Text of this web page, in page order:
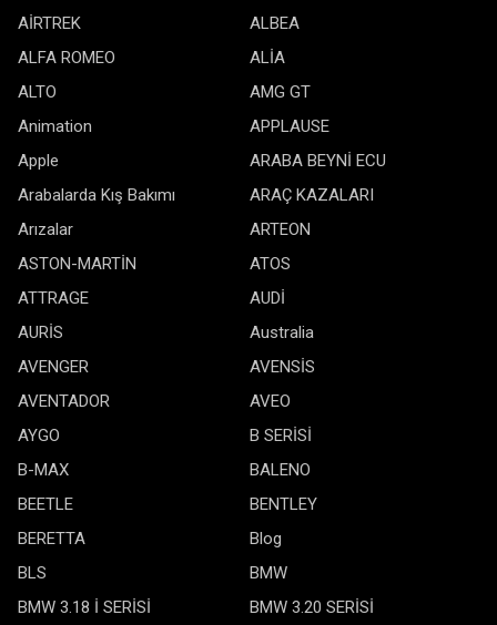
AİRTREK
ALBEA
ALFA ROMEO
ALİA
ALTO
AMG GT
Animation
APPLAUSE
Apple
ARABA BEYNİ ECU
Arabalarda Kış Bakımı
ARAÇ KAZALARI
Arızalar
ARTEON
ASTON-MARTİN
ATOS
ATTRAGE
AUDİ
AURİS
Australia
AVENGER
AVENSİS
AVENTADOR
AVEO
AYGO
B SERİSİ
B-MAX
BALENO
BEETLE
BENTLEY
BERETTA
Blog
BLS
BMW
BMW 3.18 İ SERİSİ
BMW 3.20 SERİSİ